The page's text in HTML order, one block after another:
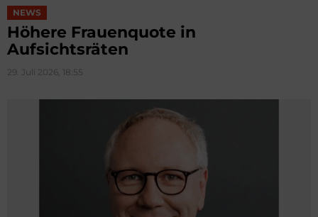
NEWS
Höhere Frauenquote in
Aufsichtsräten
29. Juli 2026, 18:55